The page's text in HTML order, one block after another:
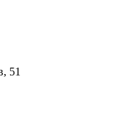
51